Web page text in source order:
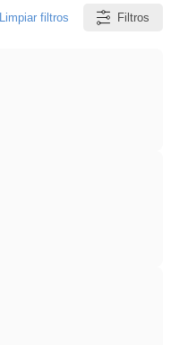
Limpiar filtros Filtros